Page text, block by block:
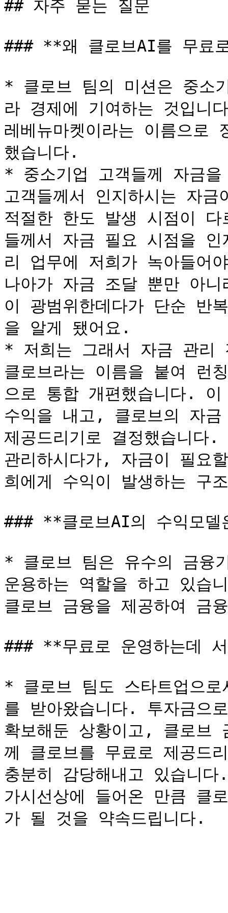
## 자주 묻는 질문
### **왜 클로브AI를 무료
* 클로브 팀의 미션은 중소
라 경제에 기여하는 것입니
레베뉴마켓이라는 이름으로
했습니다.
* 중소기업 고객들께 자금
고객들께서 인지하시는 자
적절한 한도 발생 시점이
들께서 자금 필요 시점을
리 업무에 저희가 녹아들어
나아가 자금 조달 뿐만 아
이 광범위한데다가 단순 반
을 알게 됐어요.
* 저희는 그래서 자금 관리
클로브라는 이름을 붙여 런
으로 통합 개편했습니다.
수익을 내고, 클로브의 자
제공드리기로 결정했습니다
관리하시다가, 자금이 필요
희에게 수익이 발생하는 구
### **클로브AI의 수익모델
* 클로브 팀은 유수의 금융
운용하는 역할을 하고 있습
클로브 금융을 제공하여 금
### **무료로 운영하는데
* 클로브 팀도 스타트업으로
를 받아왔습니다. 투자금으
확보해둔 상황이고, 클로브
께 클로브를 무료로 제공드
충분히 감당해내고 있습니
가시선상에 들어온 만큼 클